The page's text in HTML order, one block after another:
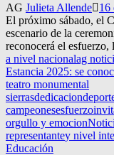
AG Julieta Allende 16
El próximo sábado, el
escenario de la
reconocerá el esfuerzo,
a nivel nacionalag
Estancia 2025: se
teatro monumental
sierrasdedicacion
campeonesesfuerzo
orgullo y emocion
representantey nivel
Educación